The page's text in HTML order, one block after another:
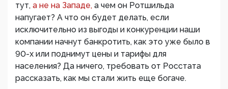
тут, а не на Западе, а чем он Ротшильда
напугает? А что он будет делать, если
исключительно из выгоды и конкуренции наши
компании начнут банкротить, как это уже было в
90-х или поднимут цены и тарифы для
населения? Да ничего, требовать от Росстата
рассказать, как мы стали жить еще богаче.